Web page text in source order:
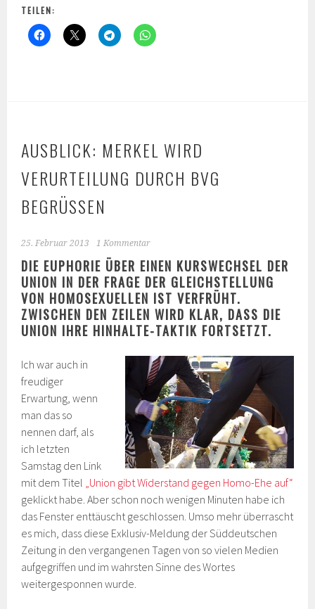
TEILEN:
AUSBLICK: MERKEL WIRD
VERURTEILUNG DURCH BVG
BEGRÜSSEN
25. Februar 2013 1 Kommentar
DIE EUPHORIE ÜBER EINEN KURSWECHSEL DER
UNION IN DER FRAGE DER GLEICHSTELLUNG
VON HOMOSEXUELLEN IST VERFRÜHT.
ZWISCHEN DEN ZEILEN WIRD KLAR, DASS DIE
UNION IHRE HINHALTE-TAKTIK FORTSETZT.
Ich war auch in
freudiger
Erwartung, wenn
man das so
nennen darf, als
ich letzten
Samstag den Link
mit dem Titel „Union gibt Widerstand gegen Homo-Ehe auf“
geklickt habe. Aber schon noch wenigen Minuten habe ich
das Fenster enttäuscht geschlossen. Umso mehr überrascht
es mich, dass diese Exklusiv-Meldung der Süddeutschen
Zeitung in den vergangenen Tagen von so vielen Medien
aufgegriffen und im wahrsten Sinne des Wortes
weitergesponnen wurde.